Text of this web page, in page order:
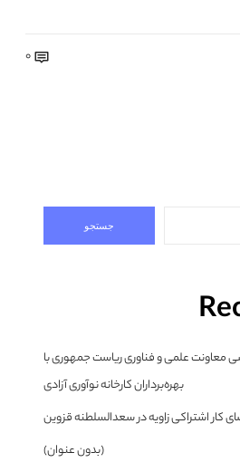
0
جستجو
معاونت علمی و فناوری ریاست جمهوری با
بهره‌برداران کارخانه نوآوری آزادی
کار اشتراکی زاویه در سعدالسلطنه قزوین
(بدون عنوان)